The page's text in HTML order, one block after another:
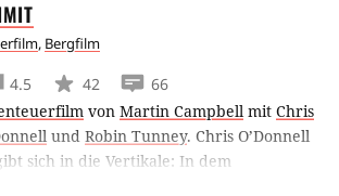
, Bergfilm
4.5 42
66
von Martin Campbell mit Chris
und Robin Tunney. Chris O’Donnell
sich in die Vertikale: In dem